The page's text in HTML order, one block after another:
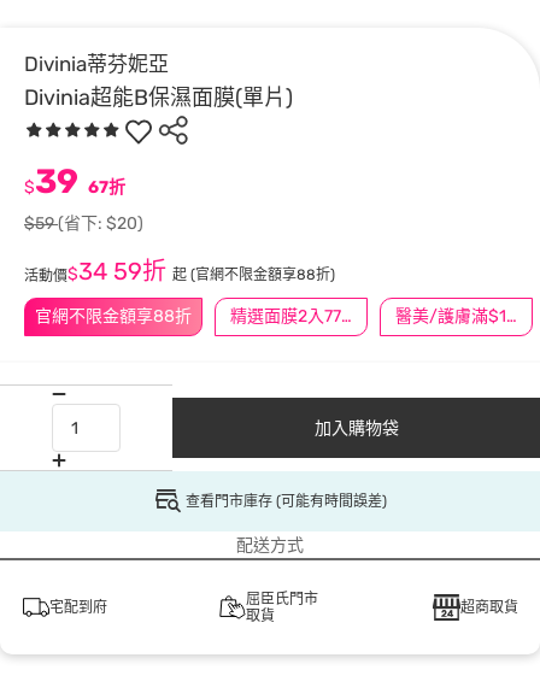
Divinia蒂芬妮亞
Divinia超能B保濕面膜(單片)
官網不限金額享88折 精選面膜2入77折/3入66折 醫美/護膚滿$1200送$200
$39 67折
$59(省下: $20)
活動價$34 59折 起 (官網不限金額享88折)
加入購物袋
查看門市庫存 (可能有時間誤差)
配送方式
宅配到府
屈臣氏門市
取貨
超商取貨